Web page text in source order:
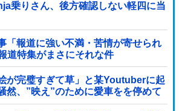
乗りさん、後方確認しない軽四に当
「報道に強い不満・苦情が寄せられ
道特集がまさにそれな件
が完璧すぎて草」と某Youtuberに起
然、”映え”のために愛車をを停めて